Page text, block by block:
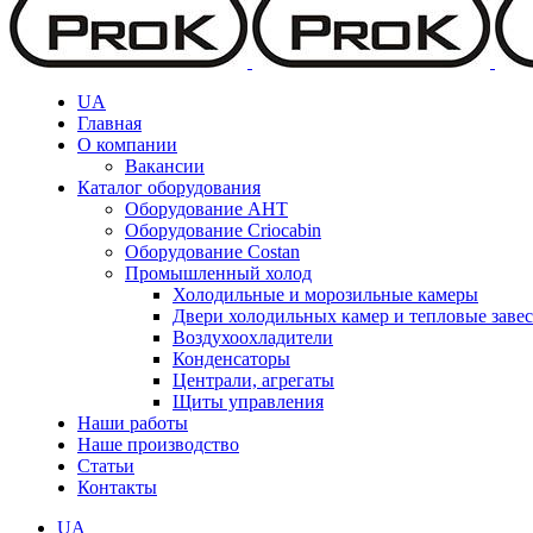
UA
Главная
О компании
Вакансии
Каталог оборудования
Оборудование AHT
Оборудование Criocabin
Оборудование Costan
Промышленный холод
Холодильные и морозильные камеры
Двери холодильных камер и тепловые
Воздухоохладители
Конденсаторы
Централи, агрегаты
Щиты управления
Наши работы
Наше производство
Статьи
Контакты
UA